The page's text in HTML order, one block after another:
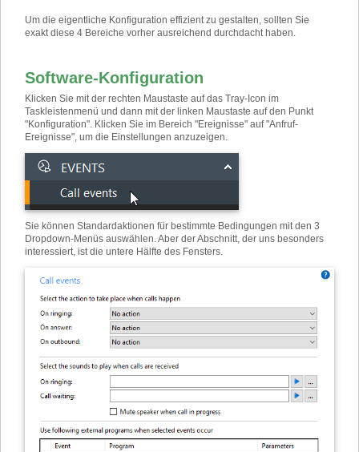
Um die eigentliche Konfiguration effizient zu gestalten, sollten Sie
exakt diese 4 Bereiche vorher ausreichend durchdacht haben.
Software-Konfiguration
Klicken Sie mit der rechten Maustaste auf das Tray-Icon im
Taskleistenmenü und dann mit der linken Maustaste auf den Punkt
"Konfiguration". Klicken Sie im Bereich "Ereignisse" auf "Anfruf-
Ereignisse", um die Einstellungen anzuzeigen.
Sie können Standardaktionen für bestimmte Bedingungen mit den 3
Dropdown-Menüs auswählen. Aber der Abschnitt, der uns besonders
interessiert, ist die untere Hälfte des Fensters.